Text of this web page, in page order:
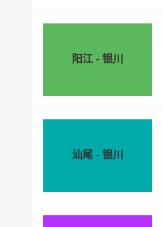
阳江 - 银川
汕尾 - 银川